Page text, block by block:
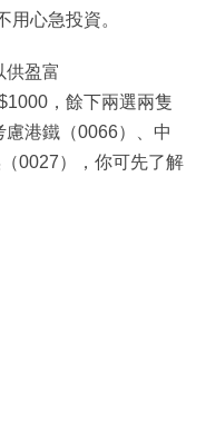
用心急投資。
供盈富
，餘下兩選兩隻
港鐵（0066）、中
0027），你可先了解